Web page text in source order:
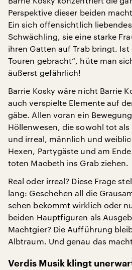
Perspektive dieser beiden
Ein sich offensichtlich liebendes
Schwächling, sie eine starke
ihren Gatten auf Trab bringt. Ist
Touren gebracht“, hüte man
äußerst gefährlich!
Barrie Kosky wäre nicht Barrie
auch verspielte Elemente auf
gäbe. Allen voran ein
Höllenwesen, die sowohl tot
und irreal, männlich und
Hexen, Partygäste und am
toten Macbeth ins Grab ziehen.
Real oder irreal? Diese Frage
lang: Geschehen all die
sehen bekommt wirklich oder
beiden Hauptfiguren als
Machtgier? Die Aufführung
Albtraum. Und genau das
Verdis Musik klingt